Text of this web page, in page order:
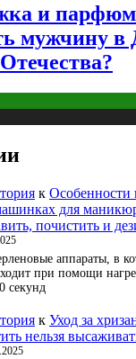
и
мужчину в
к Особенности
для
почистить и
аппараты, в
при помощи
секунд
к Уход за
нельзя